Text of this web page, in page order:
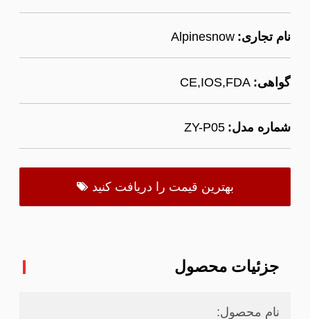
نام تجاری: Alpinesnow
گواهی: CE,IOS,FDA
شماره مدل: ZY-P05
بهترین قیمت را دریافت کنید
جزئیات محصول
نام محصول: